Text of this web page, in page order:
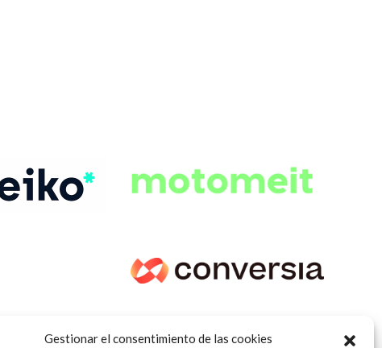
Gestionar el consentimiento de las cookies